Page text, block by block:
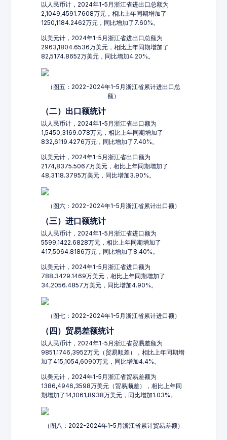
以人民币计，2024年1-5月浙江省进出口总额为
2,1049,4591.7608万元，相比上年同期增加了
1250,1184.2462万元，同比增加了7.60%。
以美元计，2024年1-5月浙江省进出口总额为
2963,1804.6536万美元，相比上年同期增加了
82,5174.8652万美元，同比增加4.20%。
（图五：2022-2024年1-5月浙江省累计进出口总
额）
（二）出口额统计
以人民币计，2024年1-5月浙江省出口额为
1,5450,3169.078万元，相比上年同期增加了
832,6119.4276万元，同比增加了7.40%。
以美元计，2024年1-5月浙江省出口额为
2174,8375.5067万美元，相比上年同期增加了
48,3118.3795万美元，同比增加3.90%。
（图六：2022-2024年1-5月浙江省累计出口额）
（三）进口额统计
以人民币计，2024年1-5月浙江省进口额为
5599,1422.6828万元，相比上年同期增加了
417,5064.8186万元，同比增加了8.40%。
以美元计，2024年1-5月浙江省进口额为
788,3429.1469万美元，相比上年同期增加了
34,2056.4857万美元，同比增加4.90%。
（图七：2022-2024年1-5月浙江省累计进口额）
（四）贸易差额统计
以人民币计，2024年1-5月浙江省贸易差额为
9851,1746,3952万元（贸易顺差），相比上年同期增
加了415,1054,6090万元，同比增加4.4%。
以美元计，2024年1-5月浙江省贸易差额为
1386,4946,3598万美元（贸易顺差），相比上年同
期增加了14,1061,8938万美元，同比增加1.03%。
（图八：2022-2024年1-5月浙江省累计贸易差额）